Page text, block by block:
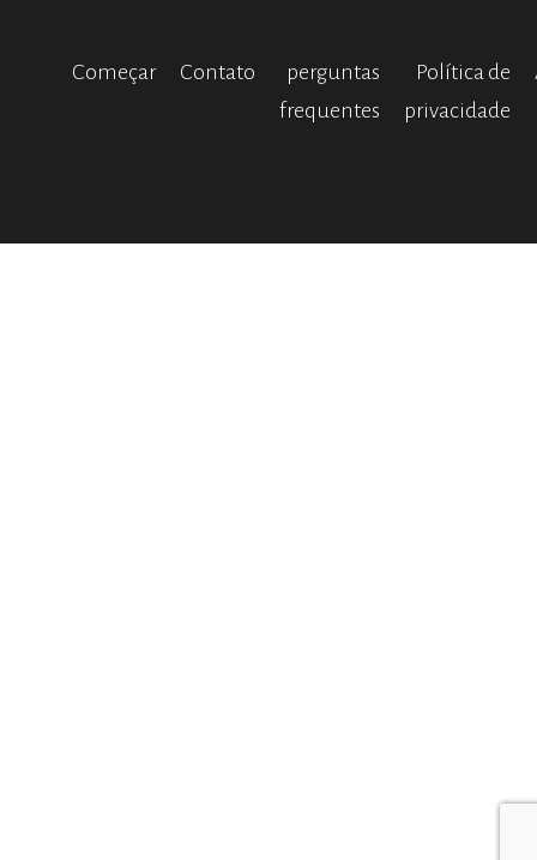
Começar Contato
perguntas
frequentes
Política de
privacidade